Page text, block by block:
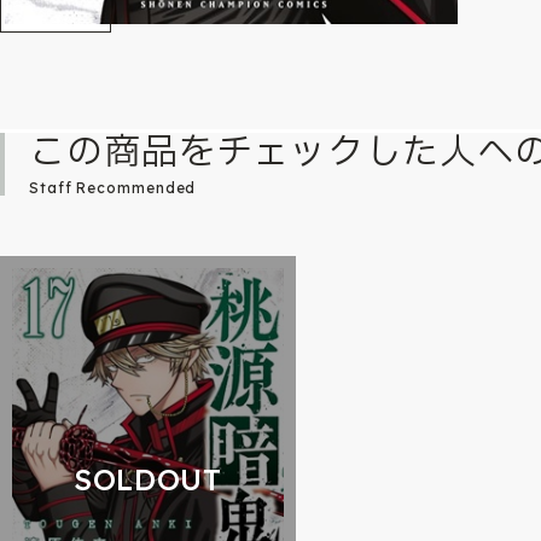
この商品をチェックした人へ
Staff Recommended
SOLDOUT